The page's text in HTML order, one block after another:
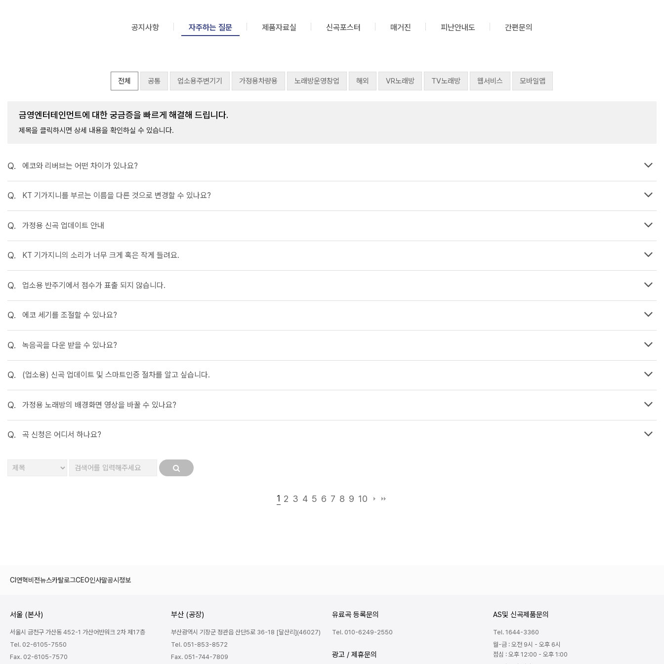
공지사항 자주하는 질문 제품자료실 신곡포스터 매거진 피난안내도 간편문의
전체 공통 업소용주변기기 가정용차량용 노래방운영창업 해외 VR노래방 TV노래방 웹서비스 모바일앱
금영엔터테인먼트에 대한 궁금증을 빠르게 해결해 드립니다.
제목을 클릭하시면 상세 내용을 확인하실 수 있습니다.
Q. 에코와 리버브는 어떤 차이가 있나요?
Q. KT 기가지니를 부르는 이름을 다른 것으로 변경할 수 있나요?
Q. 가정용 신곡 업데이트 안내
Q. KT 기가지니의 소리가 너무 크게 혹은 작게 들려요.
Q. 업소용 반주기에서 점수가 표출 되지 않습니다.
Q. 에코 세기를 조절할 수 있나요?
Q. 녹음곡을 다운 받을 수 있나요?
Q. (업소용) 신곡 업데이트 및 스마트인증 절차를 알고 싶습니다.
Q. 가정용 노래방의 배경화면 영상을 바꿀 수 있나요?
Q. 곡 신청은 어디서 하나요?
1 2 3 4 5 6 7 8 9 10
CI 연혁비전뉴스카탈로그CEO인사말공시정보
서울 (본사)
서울시 금천구 가산동 452-1 가산어반워크 2차 제17층
Tel. 02-6105-7550
Fax. 02-6105-7570
부산 (공장)
부산광역시 기장군 정관읍 산단5로 36-18 [달산리](46027)
Tel. 051-853-8572
Fax. 051-744-7809
유료곡 등록문의
Tel. 010-6249-2550
광고 / 제휴문의
AS및 신곡제품문의
Tel. 1644-3360
월-금 : 오전 9시 - 오후 6시
점심 : 오후 12:00 - 오후 1:00